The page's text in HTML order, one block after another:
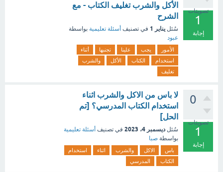
تصويتات
1
إجابة
الأكل والشرب تغليف الكتاب - مع
الشرح
سُئل يناير 1 في تصنيف أسئلة تعليمية بواسطة
عبود
الأمور يجب علينا تجنبها
أثناء
استخدام
الكتاب الأكل
والشرب
تغليف
0
تصويتات
1
إجابة
لا باس من الاكل والشرب اثناء
استخدام الكتاب المدرسي؟ [تم
الحل]
سُئل ديسمبر 4، 2023 في تصنيف أسئلة تعليمية
بواسطة صبا
باس الاكل والشرب اثناء
استخدام
الكتاب
المدرسي